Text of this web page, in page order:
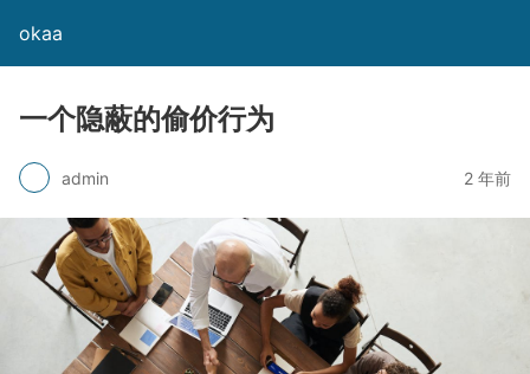
okaa
一个隐蔽的偷价行为
admin 2 年前